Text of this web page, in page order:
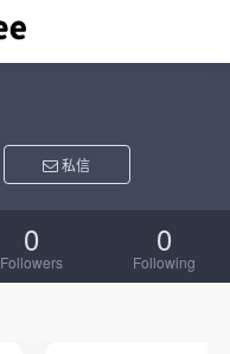
私信
0
Followers
0
Following